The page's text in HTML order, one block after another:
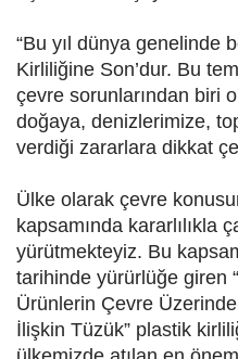
“Bu yıl dünya genelinde
Kirliliğine Son’dur. Bu
çevre sorunlarından biri
doğaya, denizlerimize,
verdiği zararlara dikkat
Ülke olarak çevre
kapsamında kararlılıkla
yürütmekteyiz. Bu
tarihinde yürürlüğe giren
Ürünlerin Çevre
İlişkin Tüzük” plastik